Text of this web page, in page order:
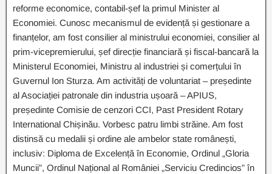
reforme economice, contabil-șef la primul Minister al
Economiei. Cunosc mecanismul de evidență și gestionare a
finanțelor, am fost consilier al ministrului economiei, consilier al
prim-vicepremierului, șef direcție financiară și fiscal-bancară la
Ministerul Economiei, Ministru al industriei și comerțului în
Guvernul Ion Sturza. Am activități de voluntariat – președinte
al Asociației patronale din industria ușoară – APIUS,
președinte Comisie de cenzori CCI, Past President Rotary
International Chișinău. Vorbesc patru limbi străine. Am fost
distinsă cu medalii și ordine ale ambelor state românești,
inclusiv: Diploma de Excelență în Economie, Ordinul „Gloria
Muncii”, Ordinul Național al României „Serviciu Credincios” în